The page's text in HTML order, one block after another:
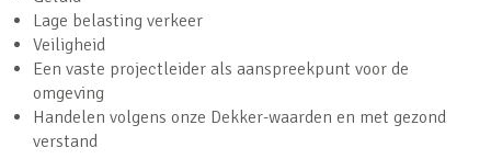
Lage belasting verkeer
Veiligheid
Een vaste projectleider als aanspreekpunt voor de
omgeving
Handelen volgens onze Dekker-waarden en met gezond
verstand